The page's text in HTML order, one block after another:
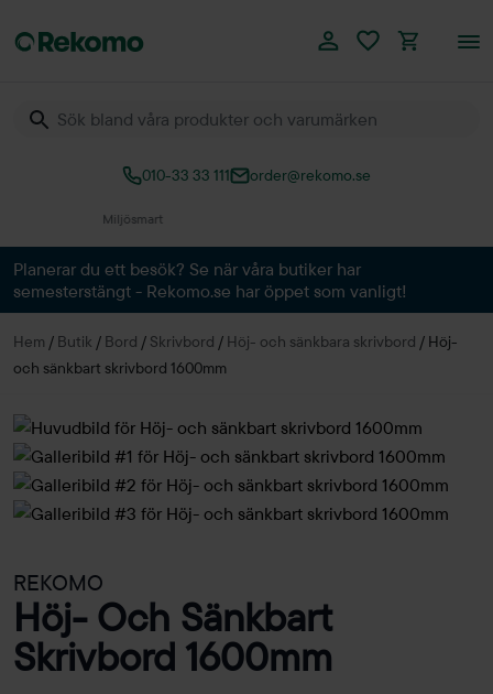
010-33 33 111 order@rekomo.se
Planerar du ett besök? Se när våra butiker har
semesterstängt - Rekomo.se har öppet som vanligt!
Hem / Butik / Bord / Skrivbord / Höj- och sänkbara skrivbord / Höj-
och sänkbart skrivbord 1600mm
REKOMO
Höj- Och Sänkbart
Skrivbord 1600mm